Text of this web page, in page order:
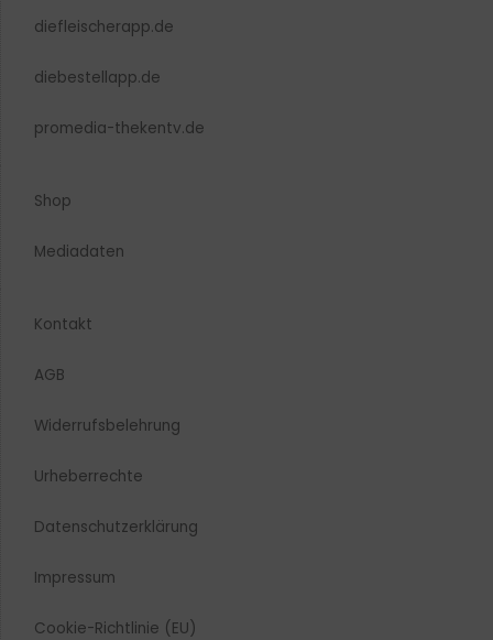
diefleischerapp.de
diebestellapp.de
promedia-thekentv.de
Shop
Mediadaten
Kontakt
AGB
Widerrufsbelehrung
Urheberrechte​
Datenschutzerklärung
Impressum
Cookie-Richtlinie (EU)